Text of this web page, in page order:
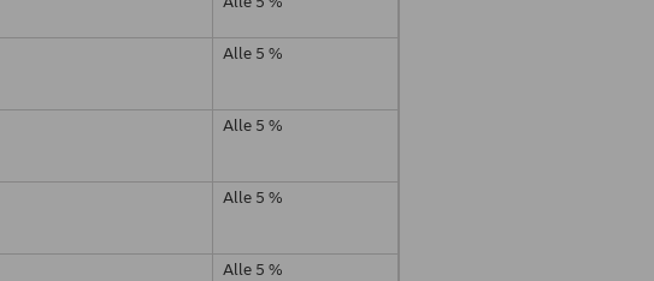
Alle 5 %
Alle 5 %
Alle 5 %
Alle 5 %